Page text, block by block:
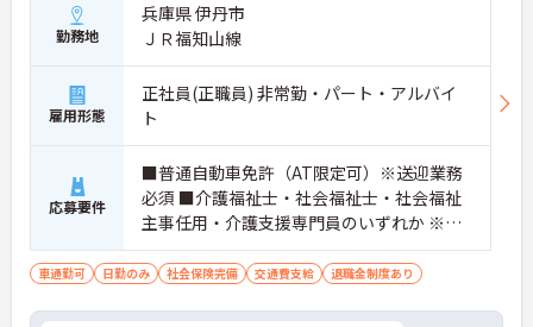
勤務地
兵庫県 伊丹市
ＪＲ福知山線
雇用形態
正社員(正職員) 非常勤・パート・アルバイ
ト
応募要件
■普通自動車免許（AT限定可）※送迎業務
必須 ■介護福祉士・社会福祉士・社会福祉
主事任用・介護支援専門員のいずれか ※非
常勤の方は週1日以上勤務できる方
車通勤可 日勤のみ 社会保険完備 交通費支給 退職金制度あり